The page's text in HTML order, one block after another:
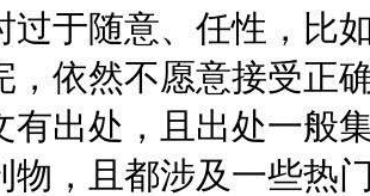
过于随意、任性，比
，依然不愿意接受正
有出处，且出处一般
物，且都涉及一些热